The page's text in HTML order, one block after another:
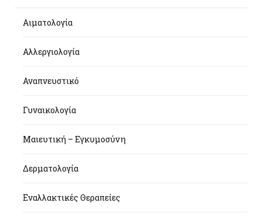
Αιματολογία
Αλλεργιολογία
Αναπνευστικό
Γυναικολογία
Μαιευτική – Εγκυμοσύνη
Δερματολογία
Εναλλακτικές Θεραπείες